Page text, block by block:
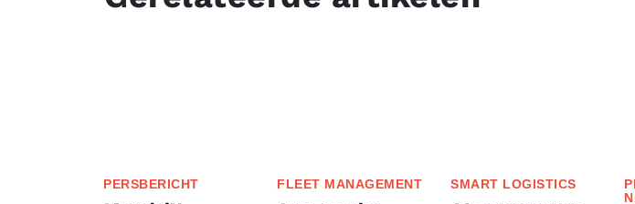
PERSBERICHT FLEET MANAGEMENT SMART LOGISTICS